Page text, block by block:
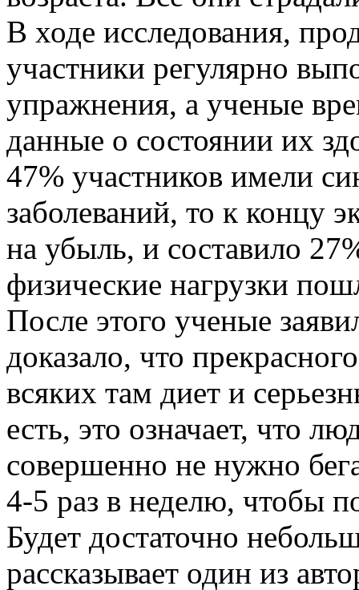
В ходе исследования,
участники регулярно
упражнения, а ученые
данные о состоянии их
47% участников имели
заболеваний, то к концу
на убыль, и составило
физические нагрузки
После этого ученые
доказало, что
всяких там диет и
есть, это означает, что
совершенно не нужно
4-5 раз в неделю, чтобы
Будет достаточно
рассказывает один из